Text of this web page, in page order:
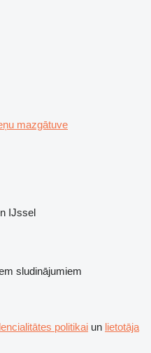
mazgātuve
IJssel
sludinājumiem
politikai un lietotāja